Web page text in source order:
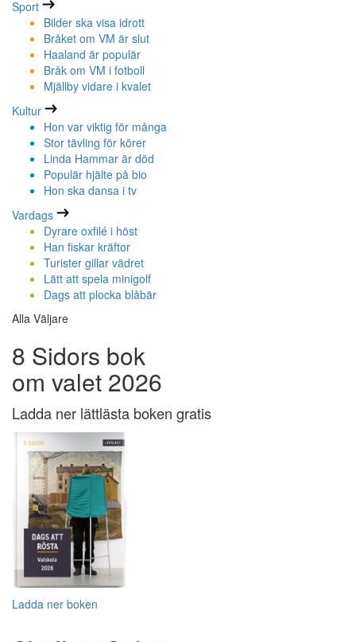
Sport
Bilder ska visa idrott
Bråket om VM är slut
Haaland är populär
Bråk om VM i fotboll
Mjällby vidare i kvalet
Kultur
Hon var viktig för många
Stor tävling för körer
Linda Hammar är död
Populär hjälte på bio
Hon ska dansa i tv
Vardags
Dyrare oxfilé i höst
Han fiskar kräftor
Turister gillar vädret
Lätt att spela minigolf
Dags att plocka blåbär
Alla Väljare
8 Sidors bok
om valet 2026
Ladda ner lättlästa boken gratis
Ladda ner boken